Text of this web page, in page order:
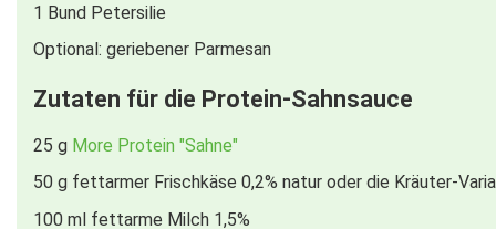
1 Bund Petersilie
Optional: geriebener Parmesan
Zutaten für die Protein-Sahnsauce
25 g More Protein "Sahne"
50 g fettarmer Frischkäse 0,2% natur oder die Kräuter-
100 ml fettarme Milch 1,5%